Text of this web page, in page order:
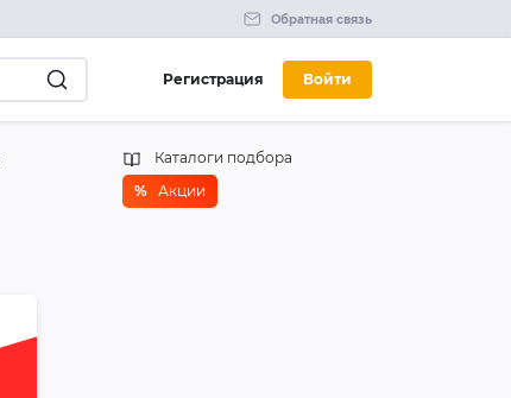
Обратная связь
Регистрация Войти
Каталоги подбора
% Акции